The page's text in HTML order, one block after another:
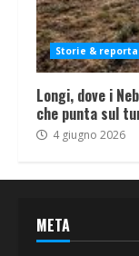
Storie &
Longi, dove i
che punta sul
4 giugno 2026
META